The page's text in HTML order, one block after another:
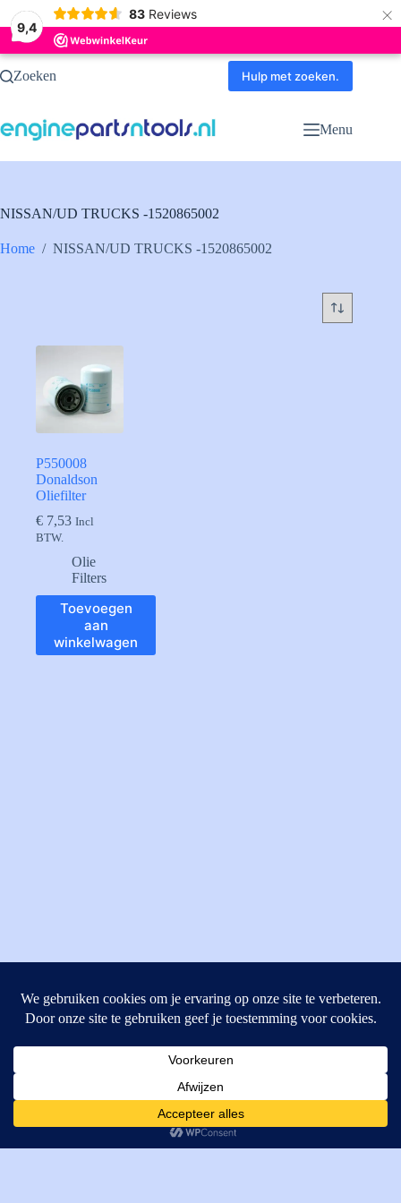
9,4
83 Reviews ×
Ga
naarZoeken Hulp met zoeken.
Menu
NISSAN/UD TRUCKS -1520865002
Home / NISSAN/UD TRUCKS -1520865002
P550008
Donaldson
Oliefilter
€ 7,53 Incl
BTW.
Olie
Filters
Toevoegen
aan
winkelwagen
4462GE, Goes
T: +31 (0) 111-484438
M:parts@mitechniek.nl
VAT: NL862802295B01
Cookies helpen ons bij het leveren van onze diensten. Door
gebruik te maken van onze diensten, gaat u akkoord met ons
gebruik van cookies.